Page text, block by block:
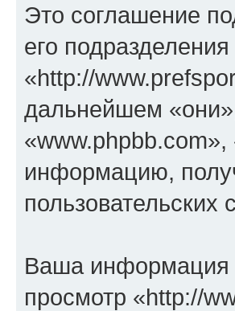
Это соглашение
его
«http://
дальнейшем
информацию,
Ваша информация
просмотр «http://